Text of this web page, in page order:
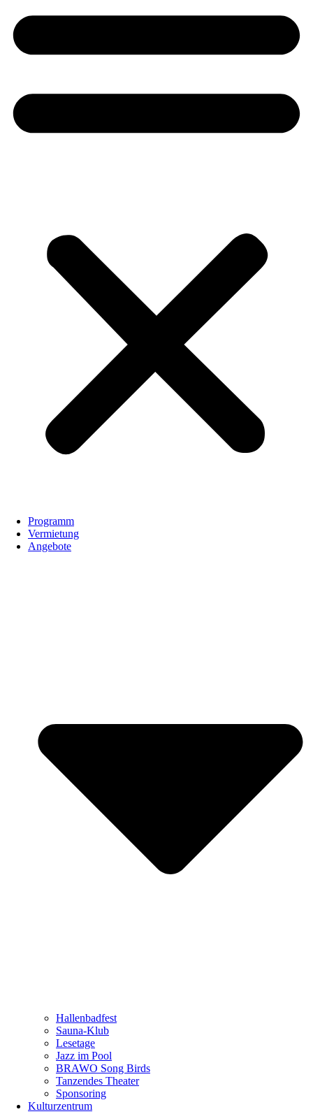
Programm
Vermietung
Angebote
Hallenbadfest
Sauna-Klub
Lesetage
Jazz im Pool
BRAWO Song Birds
Tanzendes Theater
Sponsoring
Kulturzentrum